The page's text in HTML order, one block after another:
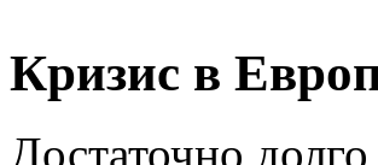
Кризис в
Достаточно